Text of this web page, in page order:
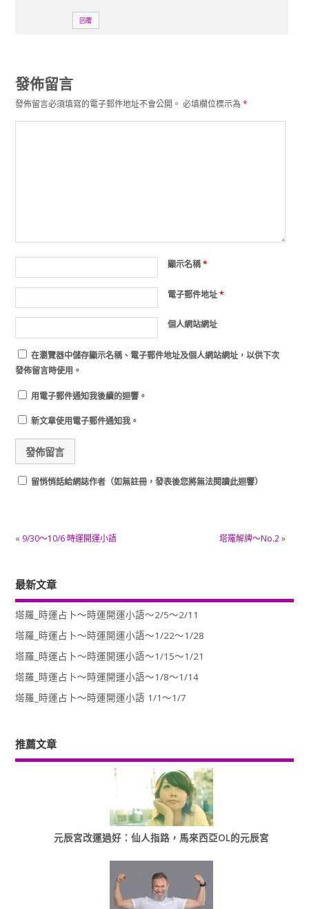
回覆
發佈留言
發佈留言必須填寫的電子郵件地址不會公開。 必填欄位標示為*
顯示名稱*
電子郵件地址*
個人網站網址
在瀏覽器中儲存顯示名稱、電子郵件地址及個人網站網址，以供下次
發佈留言時使用。
用電子郵件通知我後續的迴響。
新文章使用電子郵件通知我。
留悄悄話給網誌作者（如無註冊，發表後您將無法閱讀此迴響）
« 9/30～10/6 時運開運小語 塔羅解牌～No.2»
最新文章
塔羅_時運占卜～時運開運小語～2/5～2/11
塔羅_時運占卜～時運開運小語～1/22～1/28
塔羅_時運占卜～時運開運小語～1/15～1/21
塔羅_時運占卜～時運開運小語～1/8～1/14
塔羅_時運占卜～時運開運小語 1/1～1/7
推薦文章
元辰宮改運過好：仙人指路，馬來西亞OL的元辰宮